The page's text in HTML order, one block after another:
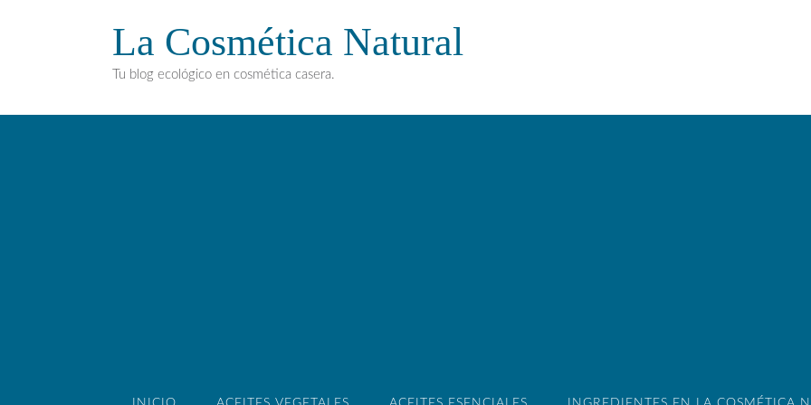
La Cosmética Natural
Tu blog ecológico en cosmética casera.